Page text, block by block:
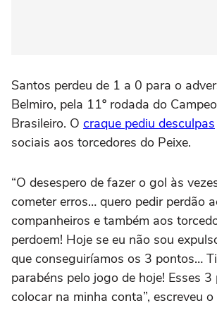
Santos perdeu de 1 a 0 para o
Belmiro, pela 11º rodada do
Brasileiro. O craque pediu desculpas
sociais aos torcedores do Peixe.
“O desespero de fazer o gol às
cometer erros… quero pedir perdão
companheiros e também aos
perdoem! Hoje se eu não sou
que conseguiríamos os 3 pontos…
parabéns pelo jogo de hoje! Esses
colocar na minha conta”, escreveu o